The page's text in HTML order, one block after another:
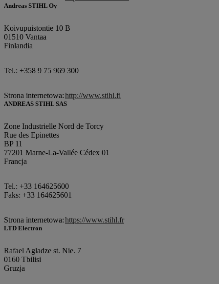
Andreas STIHL Oy
Koivupuistontie 10 B
01510 Vantaa
Finlandia
Tel.: +358 9 75 969 300
Strona internetowa:http://www.stihl.fi
ANDREAS STIHL SAS
Zone Industrielle Nord de Torcy
Rue des Epinettes
BP 11
77201 Marne-La-Vallée Cédex 01
Francja
Tel.: +33 164625600
Faks: +33 164625601
Strona internetowa:https://www.stihl.fr
LTD Electron
Rafael Agladze st. Nie. 7
0160 Tbilisi
Gruzja